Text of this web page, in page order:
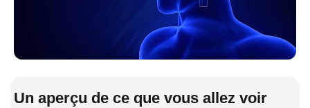
Un aperçu de ce que vous allez voir